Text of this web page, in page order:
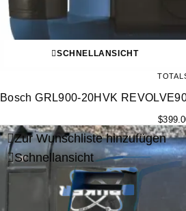
SCHNELLANSICHT
Bosch GRL900-20HVK
$
Zur Wunschliste hinzufügen
Schnellansicht